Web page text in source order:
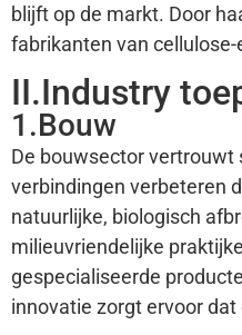
blijft op de markt. Door
fabrikanten van cellulose-
II.Industry
1.Bouw
De bouwsector vertrouwt
verbindingen verbeteren
natuurlijke, biologisch
milieuvriendelijke
gespecialiseerde
innovatie zorgt ervoor